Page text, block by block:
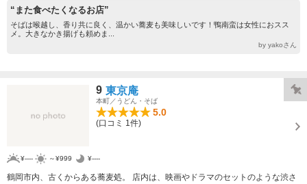
“また食べたくなるお店”
そばは喉越し、香り共に良く、温かい蕎麦も美味しいです！鴨南蛮は女性におスス
メ。大きなかき揚げも頼めま...
by yakoさん
9 東京庵
本町／うどん・そば
5.0
(口コミ 1件)
¥---- ～¥999 ¥----
鶴岡市内、古くからある蕎麦処。 店内は、映画やドラマのセットのような渋さ